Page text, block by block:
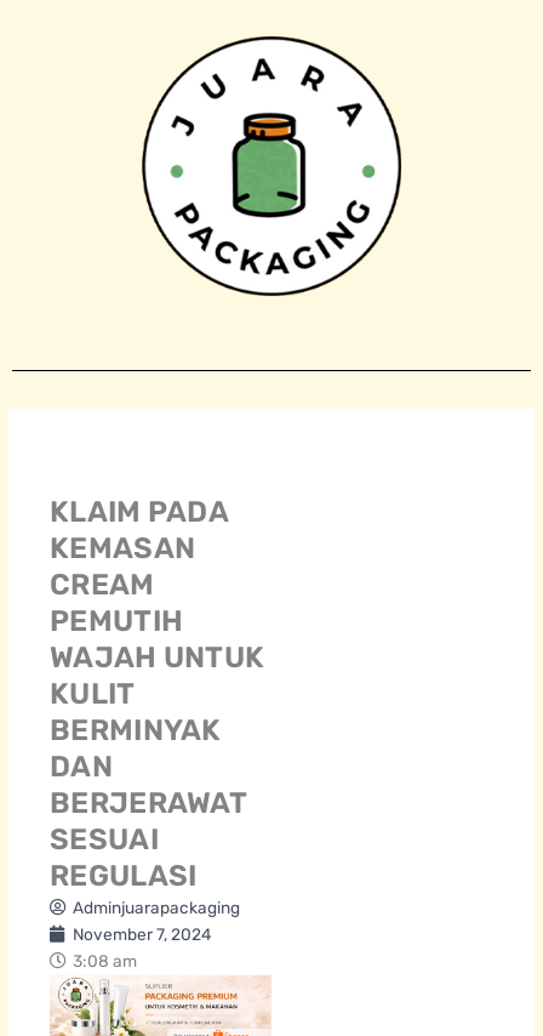
KLAIM PADA
KEMASAN
CREAM
PEMUTIH
WAJAH UNTUK
KULIT
BERMINYAK
DAN
BERJERAWAT
SESUAI
REGULASI
Adminjuarapackaging
November 7, 2024
3:08 am